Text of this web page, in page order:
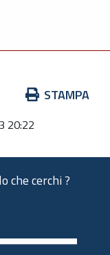
STAMPA
20:22
che cerchi ?